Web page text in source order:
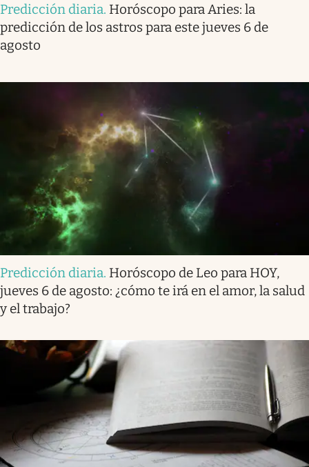
Predicción diaria. Horóscopo para Aries: la
predicción de los astros para este jueves 6 de
agosto
Predicción diaria. Horóscopo de Leo para HOY,
jueves 6 de agosto: ¿cómo te irá en el amor, la salud
y el trabajo?